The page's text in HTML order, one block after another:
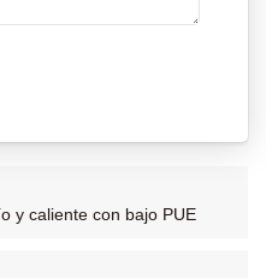
y caliente con bajo PUE